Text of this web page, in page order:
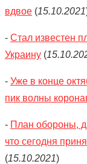
вдвое (15.10.2021
- Стал известен
Украину (
- Уже в конце
пик волны
- План обороны,
что сегодня
(15.10.2021)